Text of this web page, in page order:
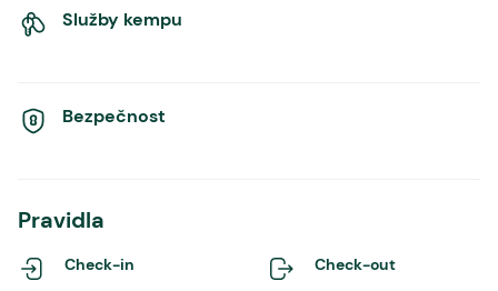
Služby kempu
Bezpečnost
Pravidla
Check-in Check-out